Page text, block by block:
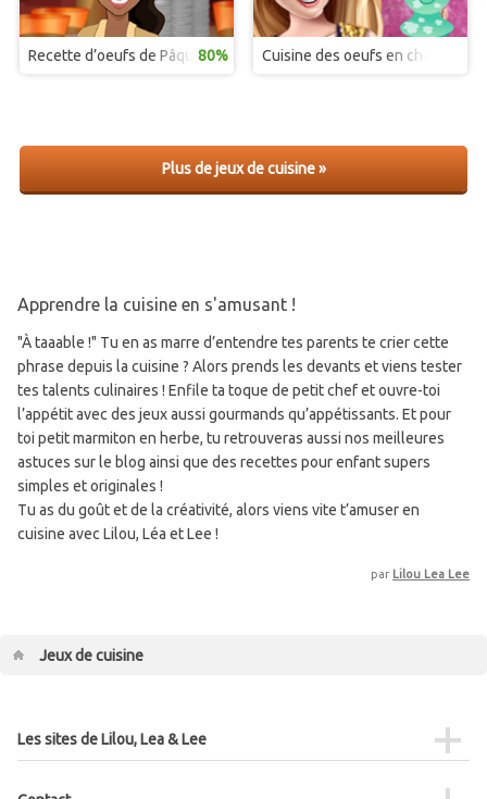
Recette d’oeufs de Pâques des princesses Disney
80% Cuisine des oeufs en chocolat
Plus de jeux de cuisine »
Apprendre la cuisine en s'amusant !
"À taaable !" Tu en as marre d’entendre tes parents te crier cette
phrase depuis la cuisine ? Alors prends les devants et viens tester
tes talents culinaires ! Enfile ta toque de petit chef et ouvre-toi
l’appétit avec des jeux aussi gourmands qu’appétissants. Et pour
toi petit marmiton en herbe, tu retrouveras aussi nos meilleures
astuces sur le blog ainsi que des recettes pour enfant supers
simples et originales !
Tu as du goût et de la créativité, alors viens vite t’amuser en
cuisine avec Lilou, Léa et Lee !
par Lilou Lea Lee
Jeux de cuisine
Les sites de Lilou, Lea & Lee